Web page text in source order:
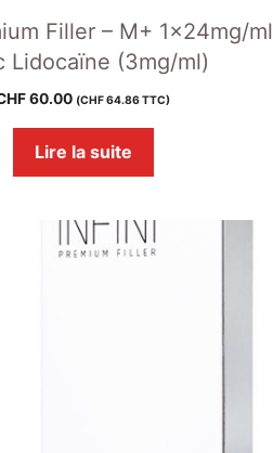
Filler – M+ 1x24mg/ml
Lidocaïne (3mg/ml)
60.00 (CHF64.86TTC)
Lire la suite